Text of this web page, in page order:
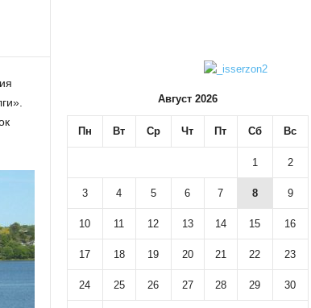
Август 2026
Пн Вт Ср Чт Пт Сб Вс
1 2
3 4 5 6 7 8 9
10 11 12 13 14 15 16
17 18 19 20 21 22 23
24 25 26 27 28 29 30